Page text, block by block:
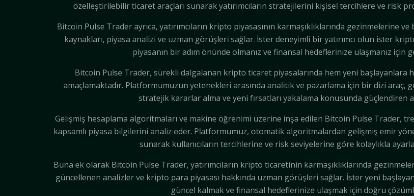
özelleştirilebilir ticaret araçları sunarak yatırımcıların stratejilerini kişisel tercihlere ve risk
Bitcoin Pulse Trader ayrıca, yatırımcıların kripto piyasasının karmaşıklıklarında gezinmelerine
kaynakları, piyasa analizi ve uzman görüşleri sağlar. İster deneyimli bir yatırımcı olun ister
piyasanın bir adım önünde olmanız ve finansal hedeflerinize ulaşmanız için
Bitcoin Pulse Trader, sürekli dalgalanan kripto ticaret piyasalarında hem yeni başlayanlara
amaçlamaktadır. Platformumuzun yetenekleri arasında analitik ve pazarlama için bir dizi araç,
stratejik kararlar alma ve yeni fırsatları yakalama konusunda güçlendiren
Gelişmiş hesaplama algoritmaları ve makine öğrenimi üzerine inşa edilen Bitcoin Pulse Trader,
kapsamlı piyasa bilgilerini analiz eder. Platformumuz, otomatik algoritmalardan gelişmiş emir
sunarak kullanıcıların tercihlerine ve risk seviyelerine göre kolaylıkla
Buna ek olarak Bitcoin Pulse Trader, yatırımcıların kripto ticaretinin karmaşıklıklarında
güncellenen analizler ve kripto para piyasası hakkında uzman görüşleri sağlar. İster yeni
güncel kalmak ve finansal hedeflerinize ulaşmak için doğru